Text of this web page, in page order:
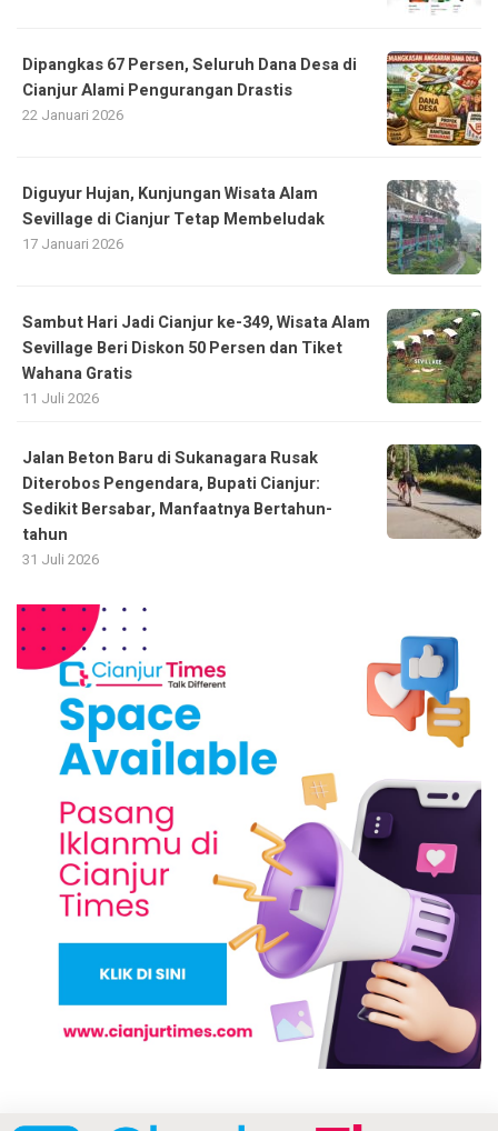
Dipangkas 67 Persen, Seluruh Dana Desa di
Cianjur Alami Pengurangan Drastis
22 Januari 2026
Diguyur Hujan, Kunjungan Wisata Alam
Sevillage di Cianjur Tetap Membeludak
17 Januari 2026
Sambut Hari Jadi Cianjur ke-349, Wisata Alam
Sevillage Beri Diskon 50 Persen dan Tiket
Wahana Gratis
11 Juli 2026
Jalan Beton Baru di Sukanagara Rusak
Diterobos Pengendara, Bupati Cianjur:
Sedikit Bersabar, Manfaatnya Bertahun-
tahun
31 Juli 2026